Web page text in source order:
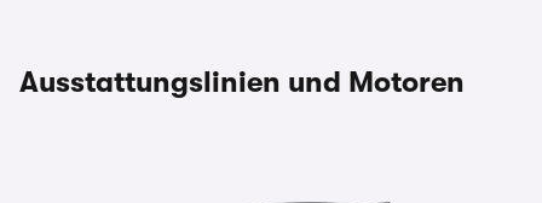
Ausstattungslinien und Motoren